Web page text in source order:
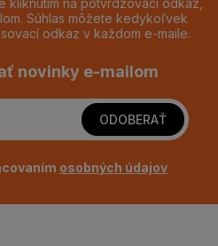
Súhlas môžete kedykoľvek
odkaz v každom e-maile.
novinky e-mailom
ODOBERAŤ
osobných údajov